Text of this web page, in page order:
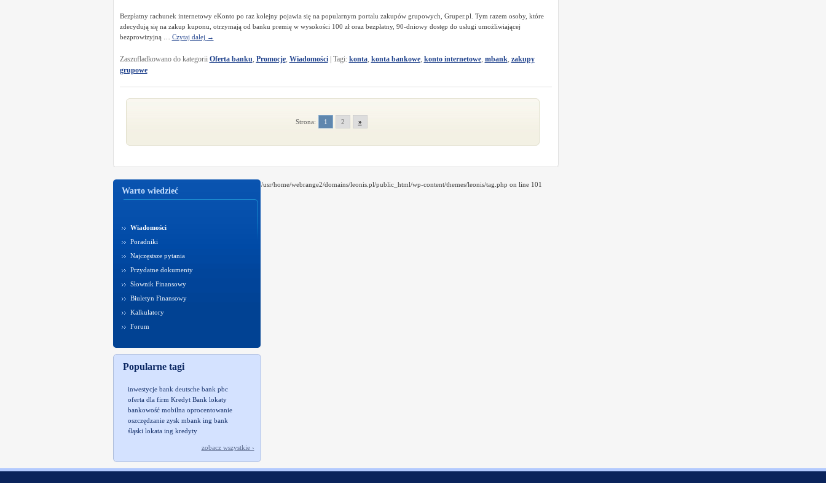
Bezpłatny rachunek internetowy eKonto po raz kolejny pojawia się na popularnym portalu zakupów grupowych, Gruper.pl. Tym razem osoby, które
zdecydują się na zakup kuponu, otrzymają od banku premię w wysokości 100 zł oraz bezpłatny, 90-dniowy dostęp do usługi umożliwiającej
bezprowizyjną … Czytaj dalej →
Zaszufladkowano do kategorii Oferta banku, Promocje, Wiadomości | Tagi: konta, konta bankowe, konto internetowe, mbank, zakupy
grupowe
Strona: 1 2 »
/usr/home/webrange2/domains/leonis.pl/public_html/wp-content/themes/leonis/tag.php on line 101
Warto wiedzieć
Wiadomości
Poradniki
Najczęstsze pytania
Przydatne dokumenty
Słownik Finansowy
Biuletyn Finansowy
Kalkulatory
Forum
Popularne tagi
inwestycje bank deutsche bank pbc
oferta dla firm Kredyt Bank lokaty
bankowość mobilna oprocentowanie
oszczędzanie zysk mbank ing bank
śląski lokata ing kredyty
zobacz wszystkie ›